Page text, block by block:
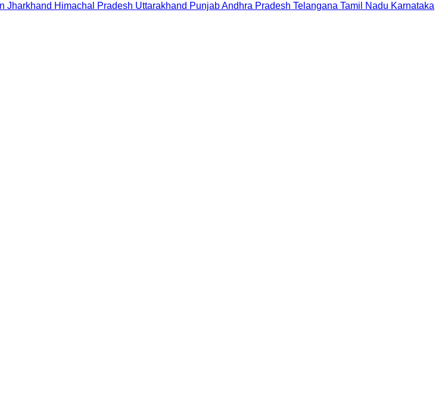
Jharkhand Himachal Pradesh Uttarakhand PunjabAndhra Pradesh Telangana Tamil Nadu Karnataka